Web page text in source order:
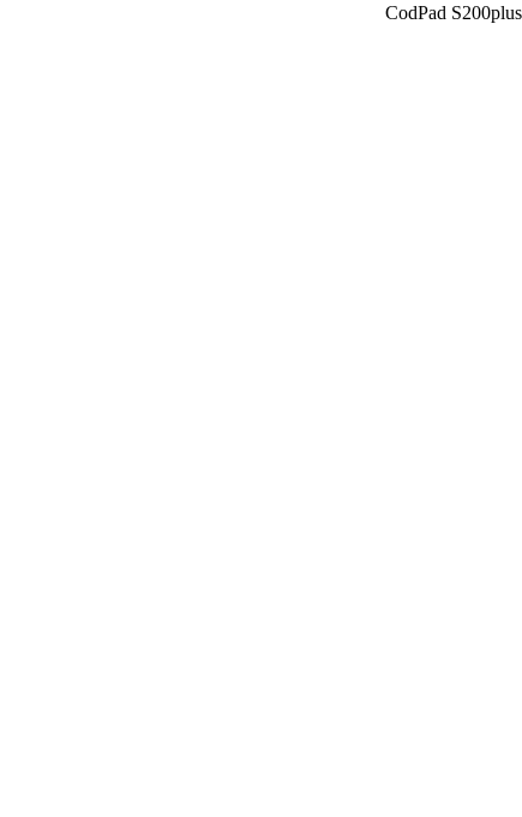
CodPad S200plus